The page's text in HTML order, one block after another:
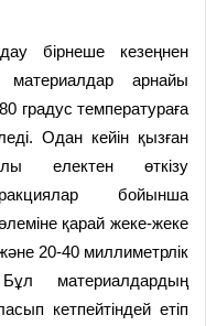
бірнеше кезеңнен
арнайы
градус температураға
Одан кейін қызған
електен өткізу
бойынша
қарай жеке-жеке
20-40 миллиметрлік
материалдардың
кетпейтіндей етіп